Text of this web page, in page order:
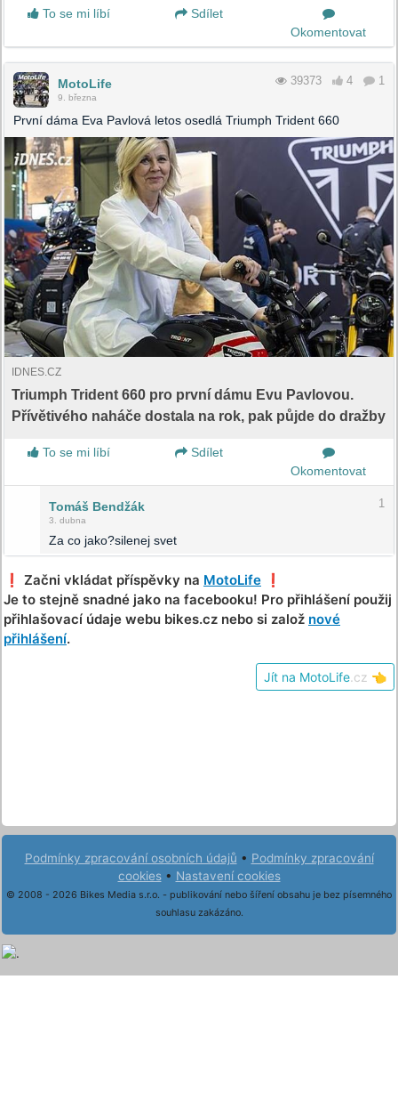
To se mi líbí
Sdílet
Okomentovat
MotoLife
9. března
39373 4 1
První dáma Eva Pavlová letos osedlá Triumph Trident 660
IDNES.CZ
Triumph Trident 660 pro první dámu Evu Pavlovou.
Přívětivého naháče dostala na rok, pak půjde do dražby
To se mi líbí
Sdílet
Okomentovat
Tomáš Bendžák
3. dubna
1
Za co jako?silenej svet
❗️ Začni vkládat příspěvky na MotoLife ❗️
Je to stejně snadné jako na facebooku! Pro přihlášení použij
přihlašovací údaje webu bikes.cz nebo si založ nové
přihlášení.
Jít na MotoLife .cz 👈
Podmínky zpracování osobních údajů • Podmínky zpracování
cookies• Nastavení cookies
© 2008 - 2026 Bikes Media s.r.o. - publikování nebo šíření obsahu je bez písemného
souhlasu zakázáno.